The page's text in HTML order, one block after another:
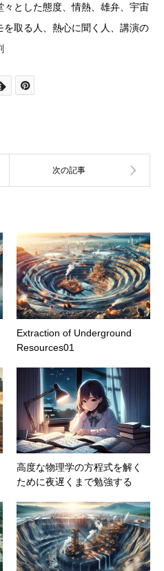
とした態度、情熱、雄弁、宇宙
取る人、熱心に聞く人、講演の
Extraction of Underground
Resources01
高度な物理学の方程式を解く
ために夜遅くまで勉強する